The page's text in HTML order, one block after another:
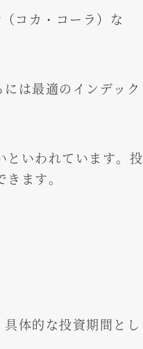
コカ・コーラ）な
は最適のインデック
といわれています。投
ます。
体的な投資期間とし